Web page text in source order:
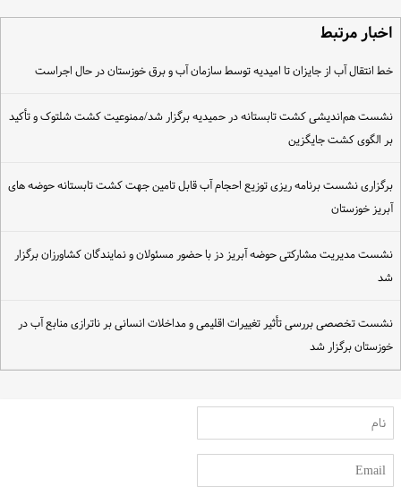
اخبار مرتبط
خط انتقال آب از جایزان تا امیدیه توسط سازمان آب و برق خوزستان در حال اجراست
نشست هم‌اندیشی کشت تابستانه در حمیدیه برگزار شد/ممنوعیت کشت شلتوک و تأکید
بر الگوی کشت جایگزین
برگزاری نشست برنامه ریزی توزیع احجام آب قابل تامین جهت کشت تابستانه حوضه های
آبریز خوزستان
نشست مدیریت مشارکتی حوضه آبریز دز با حضور مسئولان و نمایندگان کشاورزان برگزار
شد
نشست تخصصی بررسی تأثیر تغییرات اقلیمی و مداخلات انسانی بر ناترازی منابع آب در
خوزستان برگزار شد